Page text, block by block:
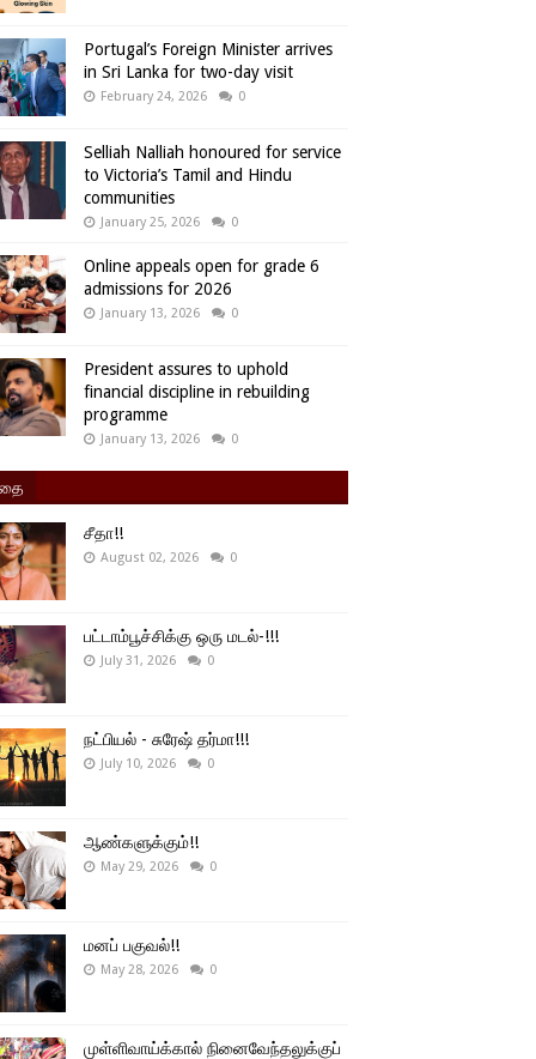
Portugal’s Foreign Minister arrives
in Sri Lanka for two-day visit
February 24, 2026 0
Selliah Nalliah honoured for service
to Victoria’s Tamil and Hindu
communities
January 25, 2026 0
Online appeals open for grade 6
admissions for 2026
January 13, 2026 0
President assures to uphold
financial discipline in rebuilding
programme
January 13, 2026 0
சீதா!!
August 02, 2026 0
பட்டாம்பூச்சிக்கு ஒரு மடல்-!!!
July 31, 2026 0
நட்பியல் - சுரேஷ் தர்மா!!!
July 10, 2026 0
ஆண்களுக்கும்!!
May 29, 2026 0
மனப் பகுவல்!!
May 28, 2026 0
முள்ளிவாய்க்கால் நினைவேந்தலுக்குப்